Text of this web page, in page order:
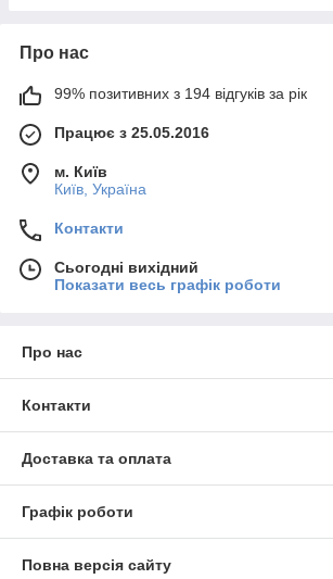
Про нас
99% позитивних з 194 відгуків за рік
Працює з 25.05.2016
м. Київ
Київ, Україна
Контакти
Сьогодні вихідний
Показати весь графік роботи
Про нас
Контакти
Доставка та оплата
Графік роботи
Повна версія сайту